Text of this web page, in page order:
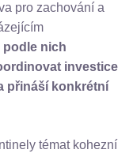
pro zachování a
podle nich
investice
přináší konkrétní
témat kohezní